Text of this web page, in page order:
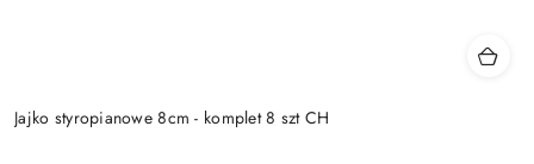
Jajko styropianowe 8cm - komplet 8 szt CH